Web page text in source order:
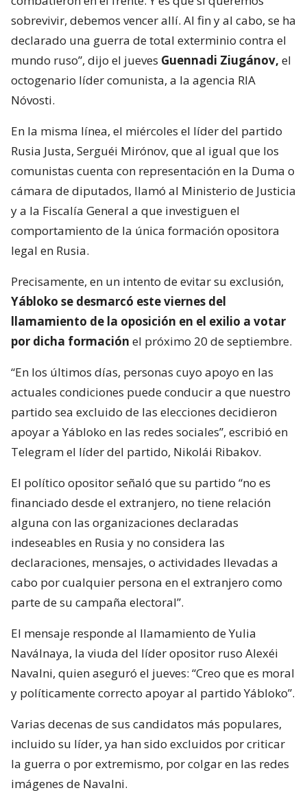
sobrevivir, debemos vencer allí. Al fin y al cabo, se ha
declarado una guerra de total exterminio contra el
mundo ruso”, dijo el jueves Guennadi Ziugánov, el
octogenario líder comunista, a la agencia RIA
Nóvosti.
En la misma línea, el miércoles el líder del partido
Rusia Justa, Serguéi Mirónov, que al igual que los
comunistas cuenta con representación en la Duma o
cámara de diputados, llamó al Ministerio de Justicia
y a la Fiscalía General a que investiguen el
comportamiento de la única formación opositora
legal en Rusia.
Precisamente, en un intento de evitar su exclusión,
Yábloko se desmarcó este viernes del
llamamiento de la oposición en el exilio a votar
por dicha formación el próximo 20 de septiembre.
“En los últimos días, personas cuyo apoyo en las
actuales condiciones puede conducir a que nuestro
partido sea excluido de las elecciones decidieron
apoyar a Yábloko en las redes sociales”, escribió en
Telegram el líder del partido, Nikolái Ribakov.
El político opositor señaló que su partido “no es
financiado desde el extranjero, no tiene relación
alguna con las organizaciones declaradas
indeseables en Rusia y no considera las
declaraciones, mensajes, o actividades llevadas a
cabo por cualquier persona en el extranjero como
parte de su campaña electoral”.
El mensaje responde al llamamiento de Yulia
Naválnaya, la viuda del líder opositor ruso Alexéi
Navalni, quien aseguró el jueves: “Creo que es moral
y políticamente correcto apoyar al partido Yábloko”.
Varias decenas de sus candidatos más populares,
incluido su líder, ya han sido excluidos por criticar
la guerra o por extremismo, por colgar en las redes
imágenes de Navalni.